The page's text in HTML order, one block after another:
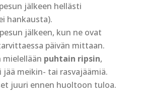
jälkeen hellästi
hankausta).
jälkeen, kun ne ovat
päivän mittaan.
puhtain ripsin,
meikin- tai rasvajäämiä.
juuri ennen huoltoon tuloa.